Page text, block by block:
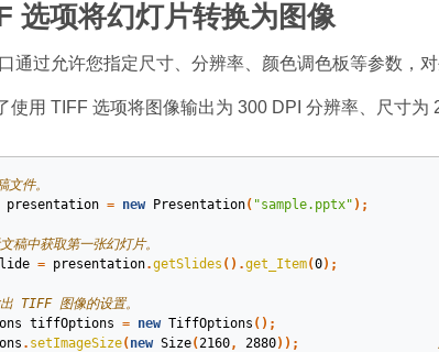
选项将幻灯片转换为图像
通过允许您指定尺寸、分辨率、颜色调色板等参数，对
使用 TIFF 选项将图像输出为 300 DPI 分辨率、尺寸为
件。
presentation = new Presentation( "sample.pptx" );
中获取第一张幻灯片。
= presentation.getSlides ().get_Item(0);
TIFF 图像的设置。
tiffOptions = new TiffOptions ();
. setImageSize( new Size(2160, 2880));